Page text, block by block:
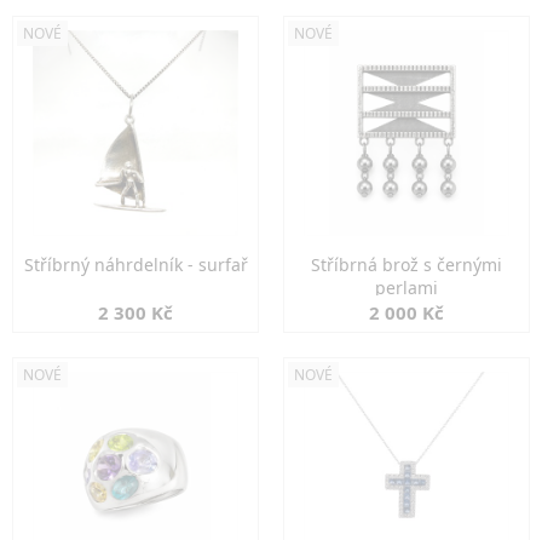
NOVÉ
Stříbrný náhrdelník - surfař
2 300 Kč
NOVÉ
Stříbrná brož s černými
perlami
2 000 Kč
NOVÉ NOVÉ